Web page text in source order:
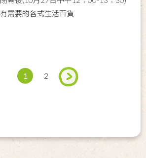
需要的各式生活百貨
1 2